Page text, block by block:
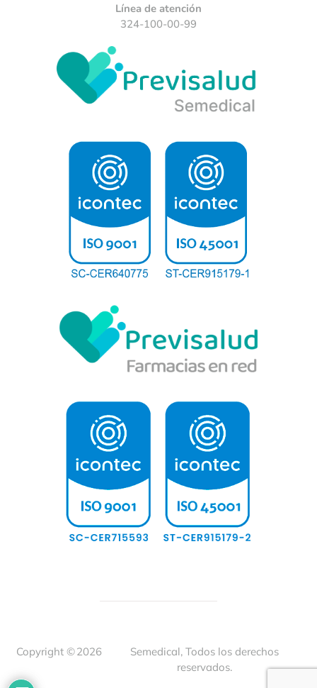
Línea de atención
324-100-00-99
Copyright ©2026
Semedical, Todos los derechos
reservados.